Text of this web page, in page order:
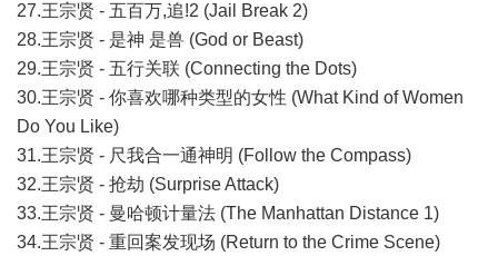
27.王宗贤 - 五百万,追!2 (Jail Break 2)
28.王宗贤 - 是神 是兽 (God or Beast)
29.王宗贤 - 五行关联 (Connecting the Dots)
30.王宗贤 - 你喜欢哪种类型的女性 (What Kind of Women
Do You Like)
31.王宗贤 - 尺我合一通神明 (Follow the Compass)
32.王宗贤 - 抢劫 (Surprise Attack)
33.王宗贤 - 曼哈顿计量法 (The Manhattan Distance 1)
34.王宗贤 - 重回案发现场 (Return to the Crime Scene)